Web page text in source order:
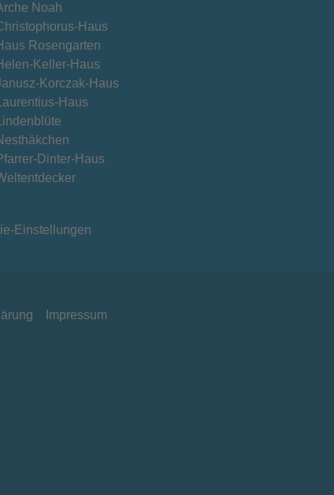
Noah
Haus
Rosengarten
Keller-Haus
Korczak-Haus
Laurentius-Haus
Lindenblüte
Dinter-Haus
Einstellungen
Impressum